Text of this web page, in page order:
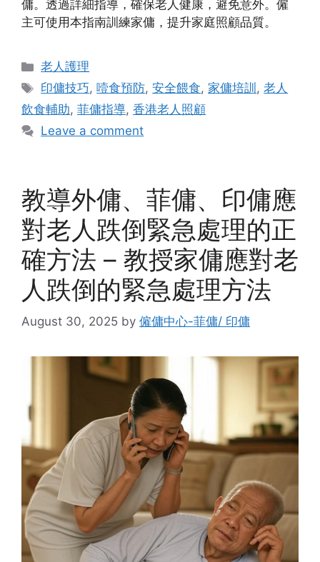
傭。透過詳細指導，確保老人健康，避免意外。僱
主可使用本指南訓練家傭，提升家庭照顧品質。
Categories
老人護理
Tags
印傭技巧,噎食預防,安全餵食, 家傭培訓 ,老人
飲食輔助, 菲傭指導, 香港老人照顧
Leave a comment
教導外傭、菲傭、印傭應
對老人跌倒緊急處理的正
確方法 – 教授家傭應對老
人跌倒的緊急處理方法
August 30, 2025 by 僱傭中心-菲傭/ 印傭